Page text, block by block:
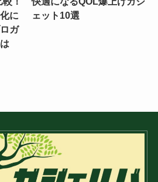
に
ガ
ェット10選